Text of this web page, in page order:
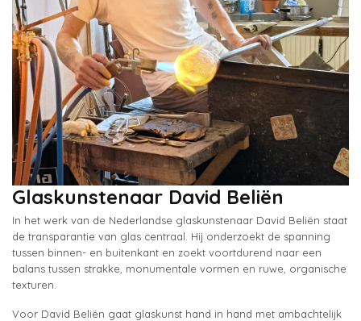
Glaskunstenaar David Beliën
In het werk van de Nederlandse glaskunstenaar David Beliën staat
de transparantie van glas centraal. Hij onderzoekt de spanning
tussen binnen- en buitenkant en zoekt voortdurend naar een
balans tussen strakke, monumentale vormen en ruwe, organische
texturen.
Voor David Beliën gaat glaskunst hand in hand met ambachtelijk